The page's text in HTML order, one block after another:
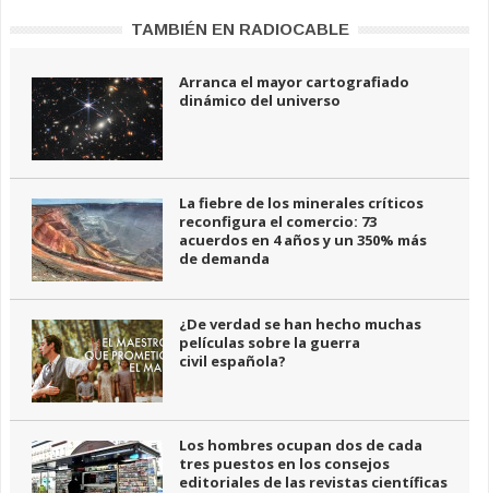
TAMBIÉN EN RADIOCABLE
Arranca el mayor cartografiado
dinámico del universo
La fiebre de los minerales críticos
reconfigura el comercio: 73
acuerdos en 4 años y un 350% más
de demanda
¿De verdad se han hecho muchas
películas sobre la guerra
civil española?
Los hombres ocupan dos de cada
tres puestos en los consejos
editoriales de las revistas científicas